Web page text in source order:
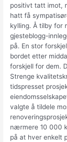
positivt tatt imot,
hatt få
kylling. Å tilby for
gjesteblogg-
på. En stor
bordet etter
forskjell for dem.
Strenge
tidspresset
valgte å tildele
nærmere 10 000
på at hver enkelt